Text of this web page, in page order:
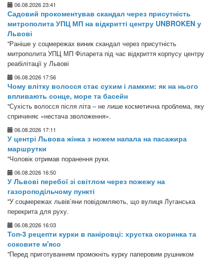
06.08.2026 23:41
Садовий прокоментував скандал через присутність
митрополита УПЦ МП на відкритті центру UNBROKEN у
Львові
"Раніше у соцмережах виник скандал через присутність
митрополита УПЦ МП Філарета під час відкриття корпусу центру
реабілітації у Львові
06.08.2026 17:56
Чому влітку волосся стає сухим і ламким: як на нього
впливають сонце, море та басейн
"Сухість волосся після літа – не лише косметична проблема, яку
спричиняє «нестача зволоження».
06.08.2026 17:11
У центрі Львова жінка з ножем напала на пасажира
маршрутки
"Чоловік отримав поранення руки.
06.08.2026 16:50
У Львові перебої зі світлом через пожежу на
газороподільчому пункті
"У соцмережах львів’яни повідомляють, що вулиця Луганська
перекрита для руху.
06.08.2026 16:03
Топ-3 рецепти курки в паніровці: хрустка скоринка та
соковите м'ясо
"Перед приготуванням промокніть курку паперовим рушником